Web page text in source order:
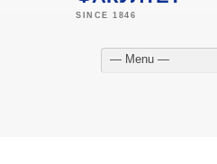
— Menu —